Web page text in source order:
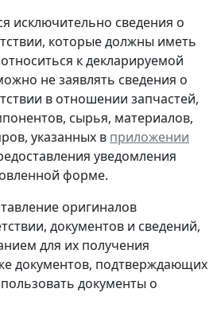
исключительно сведения о
которые должны иметь
к декларируемой
не заявлять сведения о
в отношении запчастей,
сырья, материалов,
указанных в приложении
уведомления
форме.
оригиналов
документов и сведений,
для их получения
документов, подтверждающих
документы о